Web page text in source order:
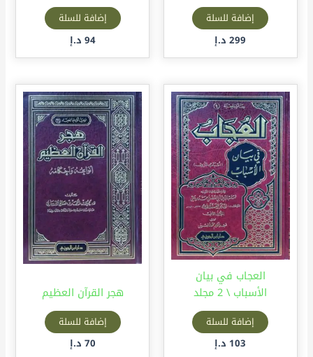
إضافة للسلة
299 د.إ
إضافة للسلة
94 د.إ
العجاب في بيان
الأسباب \ 2 مجلد
إضافة للسلة
103 د.إ
هجر القرآن العظيم
إضافة للسلة
70 د.إ